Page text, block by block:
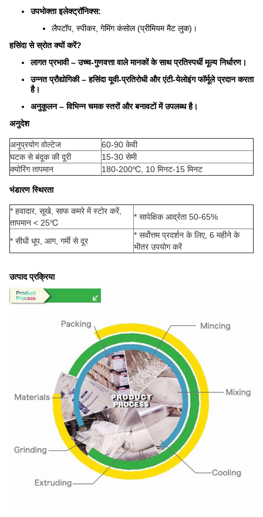
उपभोक्ता इलेक्ट्रॉनिक्स:
लैपटॉप, स्पीकर, गेमिंग कंसोल (प्रीमियम मैट लुक)।
हसिंदा से स्रोत क्यों करें?
लागत प्रभावी – उच्च-गुणवत्ता वाले मानकों के साथ प्रतिस्पर्धी मूल्य निर्धारण।
उन्नत प्रौद्योगिकी – हसिंदा यूवी-प्रतिरोधी और एंटी-येलोइंग फॉर्मूले प्रदान करता
है।
अनुकूलन – विभिन्न चमक स्तरों और बनावटों में उपलब्ध है।
अनुदेश
अनुप्रयोग वोल्टेज
60-90 केवी
घटक से बंदूक की दूरी
15-30 सेमी
क्योरिंग तापमान
180-200℃, 10 मिनट-15 मिनट
भंडारण स्थिरता
* हवादार, सूखे, साफ कमरे में स्टोर करें,
तापमान < 25℃
* सापेक्षिक आर्द्रता 50-65%
* सीधी धूप, आग, गर्मी से दूर
* सर्वोत्तम प्रदर्शन के लिए, 6 महीने के
भीतर उपयोग करें
उत्पाद प्रक्रिया